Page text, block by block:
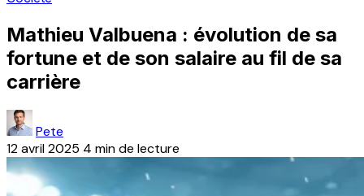
Mathieu Valbuena : évolution de sa
fortune et de son salaire au fil de sa
carrière
Pete
12 avril 2025 4 min de lecture